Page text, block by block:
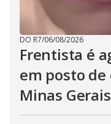
DO R7/06/08/2026
Frentista é
em posto
Minas